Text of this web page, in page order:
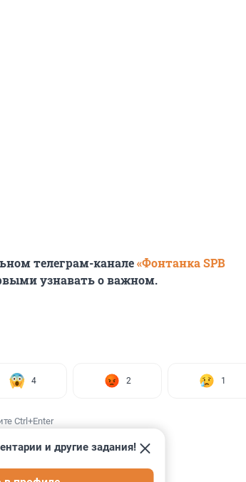
телеграм-канале«Фонтанка SPB
узнавать о важном.
4 2 1
Ctrl+Enter
и другие задания!